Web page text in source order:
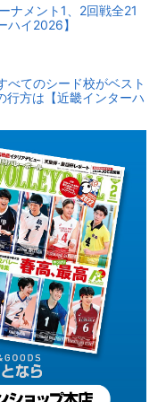
ナメント1、2回戦全21
ハイ2026】
べてのシード校がベスト
行方は【近畿インターハ